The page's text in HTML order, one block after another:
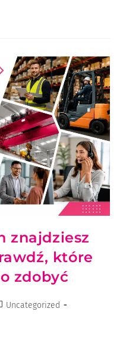
znajdziesz
które
zdobyć
Uncategorized